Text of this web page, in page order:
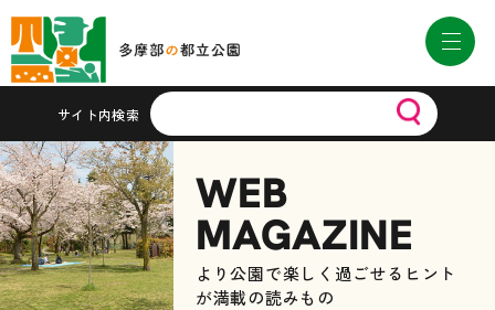
サイト内検索
WEB
MAGAZINE
より公園で楽しく過ごせるヒント
が満載の読みもの